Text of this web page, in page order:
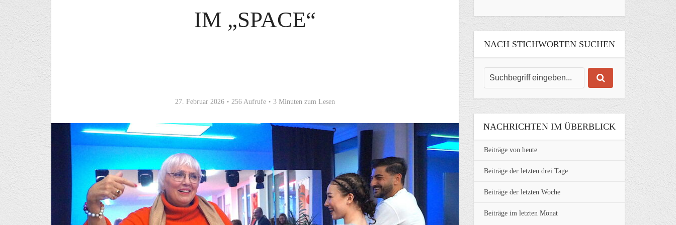
IM „SPACE“
27. Februar 2026 256 Aufrufe 3 Minuten zum Lesen
NACH STICHWORTEN SUCHEN
NACHRICHTEN IM ÜBERBLICK
Beiträge von heute
Beiträge der letzten drei Tage
Beiträge der letzten Woche
Beiträge im letzten Monat